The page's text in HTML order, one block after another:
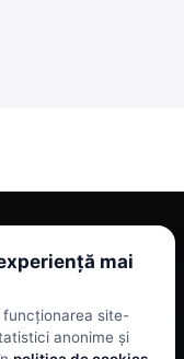
mai
funcționarea site-
anonime și